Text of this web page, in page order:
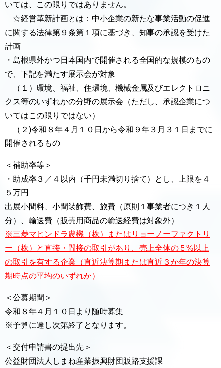
いては、この限りではありません。
☆経営革新計画とは：中小企業の新たな事業活動の促進
に関する法律第９条第１項に基づき、知事の承認を受けた
計画
・島根県外かつ日本国内で開催される全国的な規模のもの
で、下記を満たす展示会が対象
（１）環境、福祉、住環境、機械金属及びエレクトロニ
クス等のいずれかの分野の展示会（ただし、承認企業につ
いてはこの限りではない）
（２)令和８年４月１０日から令和９年３月３１日までに
開催されるもの
＜補助率等＞
・助成率３／４以内（千円未満切り捨て）とし、上限を４
５万円
出展小間料、小間装飾費、旅費（原則１事業者につき１人
分）、輸送費（販売用商品の輸送経費は対象外）
※三菱マヒンドラ農機（株）またはリョーノーファクトリ
ー（株）と直接・間接の取引があり、売上全体の５%以上
の取引を有する企業（直近決算期または直近３か年の決算
期時点の平均のいずれか）
＜公募期間＞
令和８年４月１０日より随時募集
※予算に達し次第終了となります。
＜交付申請書の提出先＞
公益財団法人しまね産業振興財団販路支援課